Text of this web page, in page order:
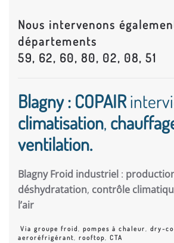
Nous intervenons
départements
59, 62, 60, 80, 02, 08, 51
Blagny : COPAIR
climatisation,
ventilation.
Blagny Froid industriel :
déshydratation, contrôle
l’air
Via groupe froid, pompes à chaleur, dry-
aeroréfrigérant, rooftop, CTA